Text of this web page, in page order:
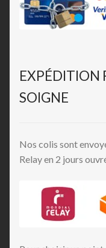
EXPÉDITION
SOIGNE
Nos colis sont
Relay en 2 jours